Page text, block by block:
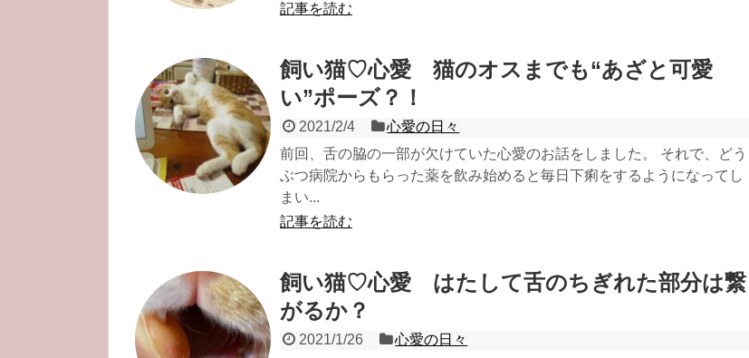
記事を読む
飼い猫♡心愛 猫のオスまでも“あざと可愛
い”ポーズ？！
2021/2/4
心愛の日々
前回、舌の脇の一部が欠けていた心愛のお話をしました。 それで、どう
ぶつ病院からもらった薬を飲み始めると毎日下痢をするようになってし
まい...
記事を読む
飼い猫♡心愛 はたして舌のちぎれた部分は繋
がるか？
2021/1/26
心愛の日々